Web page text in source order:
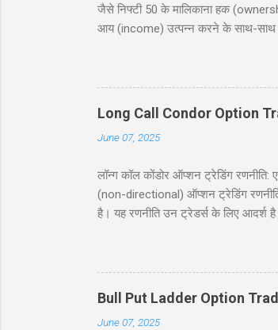
जैसे निफ्टी 50 के मालिकाना हक
आय (income) उत्पन्न करने के साथ-साथ
सावधानियां शामिल हैं। यह पोस्ट नये और
करने में मदद करना है। सामग्री (Table
Long Call Condor Option
June 07, 2025
लॉन्ग कॉल कोंडोर ऑप्शन ट्रेडिंग
(non-directional) ऑप्शन ट्रेडिंग
है। यह रणनीति उन ट्रेडर्स के लिए आदर्श
देगी, जिसमें निफ्टी 50 इंडेक्स (Nifty 50
(risk and reward), और बहुत कुछ शामिल
Bull Put Ladder Option
June 07, 2025